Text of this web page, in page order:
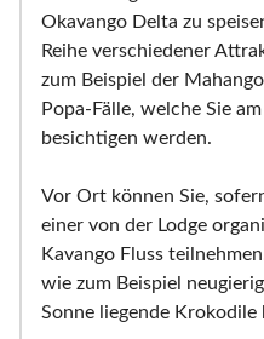
Okavango Delta zu
Reihe verschiedener
zum Beispiel der
Popa-Fälle, welche Sie
besichtigen werden.
Vor Ort können Sie,
einer von der Lodge
Kavango Fluss
wie zum Beispiel
Sonne liegende